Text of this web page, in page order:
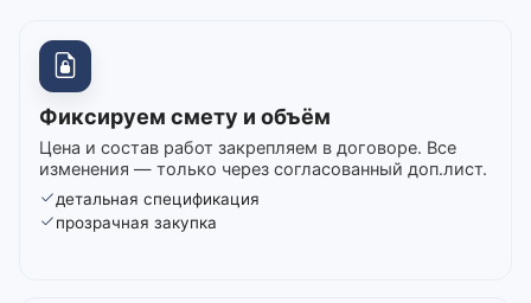
Фиксируем смету и объём
Цена и состав работ закрепляем в договоре. Все
изменения — только через согласованный доп.лист.
детальная спецификация
прозрачная закупка